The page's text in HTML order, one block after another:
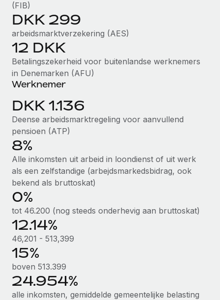
Secundaire arbeidsvoorwaarden
Eenvoudig secundaire arbeidsvoorwaarden
beheren
up op het gebied van gezondheid en welzijn,...
Meer informatie
BLOG
Productupdates van Remote: Gusto- en Xero-
integraties en Contractor Management Plus
Het blijft de missie van Remote om alle soorten bedrijven
te helpen bij het aannemen, beheren en...
Meer informatie
Hoe Phiture 55 werknemers in 19 landen
beheert met Remote
Phiture, een toonaangevende leider in de wereldwijde
mobiele groeiadviessector, zet zich sinds 2016...
Meer informatie
(FIB)
DKK 299
arbeidsmarktverzekering (AES)
12 DKK
Betalingszekerheid voor buitenlandse werknemers
in Denemarken (AFU)
Werknemer
DKK 1.136
Deense arbeidsmarktregeling voor aanvullend
pensioen (ATP)
8%
Alle inkomsten uit arbeid in loondienst of uit werk
als een zelfstandige (arbejdsmarkedsbidrag, ook
bekend als bruttoskat)
0%
tot 46.200 (nog steeds onderhevig aan bruttoskat)
12.14%
46,201 - 513,399
15%
boven 513.399
24.954%
alle inkomsten, gemiddelde gemeentelijke belasting